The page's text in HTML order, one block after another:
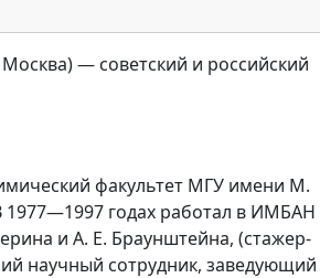
— советский и российский
факультет МГУ имени М.
1977—1997 годах работал в ИМБАН
и А. Е. Браунштейна, (стажер-
научный сотрудник, заведующий